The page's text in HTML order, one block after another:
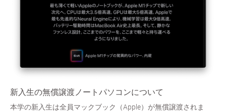
新入生の無償譲渡ノートパソコンについて
本学の新入生は全員マックブック（Apple）が無償譲渡されま